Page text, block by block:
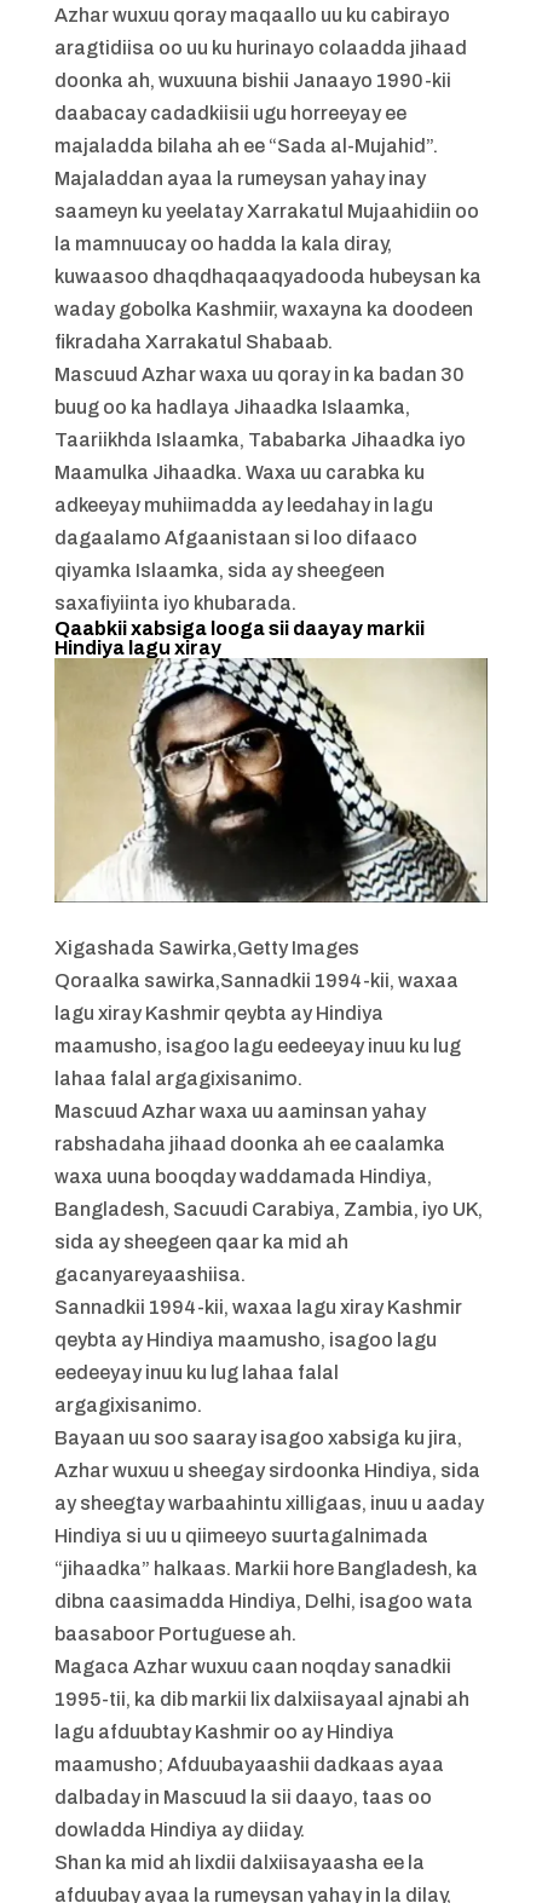
Azhar wuxuu qoray maqaallo uu ku cabirayo
aragtidiisa oo uu ku hurinayo colaadda jihaad
doonka ah, wuxuuna bishii Janaayo 1990-kii
daabacay cadadkiisii ​​ugu horreeyay ee
majaladda bilaha ah ee “Sada al-Mujahid”.
Majaladdan ayaa la rumeysan yahay inay
saameyn ku yeelatay Xarrakatul Mujaahidiin oo
la mamnuucay oo hadda la kala diray,
kuwaasoo dhaqdhaqaaqyadooda hubeysan ka
waday gobolka Kashmiir, waxayna ka doodeen
fikradaha Xarrakatul Shabaab.
Mascuud Azhar waxa uu qoray in ka badan 30
buug oo ka hadlaya Jihaadka Islaamka,
Taariikhda Islaamka, Tababarka Jihaadka iyo
Maamulka Jihaadka. Waxa uu carabka ku
adkeeyay muhiimadda ay leedahay in lagu
dagaalamo Afgaanistaan ​​si loo difaaco
qiyamka Islaamka, sida ay sheegeen
saxafiyiinta iyo khubarada.
Qaabkii xabsiga looga sii daayay markii
Hindiya lagu xiray
Xigashada Sawirka,Getty Images
Qoraalka sawirka,Sannadkii 1994-kii, waxaa
lagu xiray Kashmir qeybta ay Hindiya
maamusho, isagoo lagu eedeeyay inuu ku lug
lahaa falal argagixisanimo.
Mascuud Azhar waxa uu aaminsan yahay
rabshadaha jihaad doonka ah ee caalamka
waxa uuna booqday waddamada Hindiya,
Bangladesh, Sacuudi Carabiya, Zambia, iyo UK,
sida ay sheegeen qaar ka mid ah
gacanyareyaashiisa.
Sannadkii 1994-kii, waxaa lagu xiray Kashmir
qeybta ay Hindiya maamusho, isagoo lagu
eedeeyay inuu ku lug lahaa falal
argagixisanimo.
Bayaan uu soo saaray isagoo xabsiga ku jira,
Azhar wuxuu u sheegay sirdoonka Hindiya, sida
ay sheegtay warbaahintu xilligaas, inuu u aaday
Hindiya si uu u qiimeeyo suurtagalnimada
“jihaadka” halkaas. Markii hore Bangladesh, ka
dibna caasimadda Hindiya, Delhi, isagoo wata
baasaboor Portuguese ah.
Magaca Azhar wuxuu caan noqday sanadkii
1995-tii, ka dib markii lix dalxiisayaal ajnabi ah
lagu afduubtay Kashmir oo ay Hindiya
maamusho; Afduubayaashii dadkaas ayaa
dalbaday in Mascuud la sii daayo, taas oo
dowladda Hindiya ay diiday.
Shan ka mid ah lixdii dalxiisayaasha ee la
afduubay ayaa la rumeysan yahay in la dilay,